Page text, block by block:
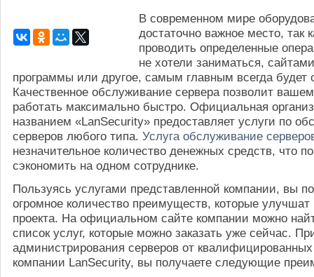
В современном мире
достаточно важное место, так
проводить определенные
не хотели заниматься,
программы или другое, самым главным всегда будет
Качественное обслуживание сервера позволит
работать максимально быстро. Официальная
названием «LanSecurity» предоставляет услуги по
серверов любого типа. Услуга обслуживание
незначительное количество денежных средств, что
сэкономить на одном сотруднике.
Пользуясь услугами представленной компании, вы
огромное количество преимуществ, которые улучшат
проекта. На официальном сайте компании можно
список услуг, которые можно заказать уже сейчас.
администрирования серверов от квалифицированных
компании LanSecurity, вы получаете следующие